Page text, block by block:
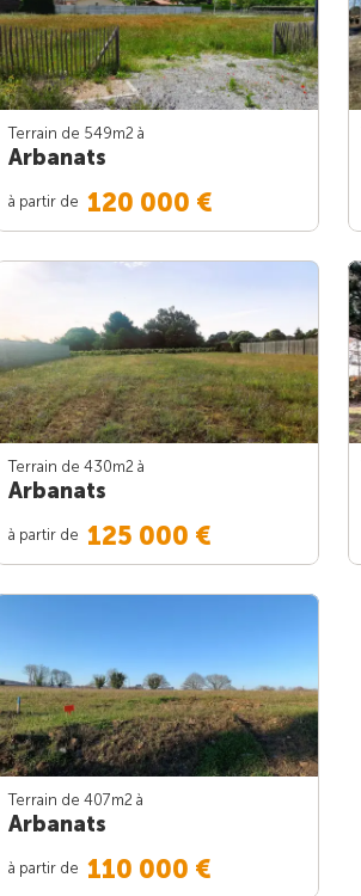
Terrain de 549m2 à
Arbanats
à partir de 120 000 €
Terrain de 430m2 à
Arbanats
à partir de 125 000 €
Terrain de 407m2 à
Arbanats
à partir de 110 000 €